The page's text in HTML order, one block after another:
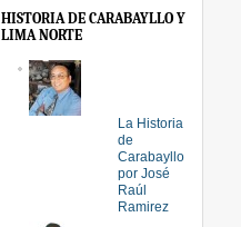
HISTORIA DE CARABAYLLO Y
LIMA NORTE
La Historia
de
Carabayllo
por José
Raúl
Ramirez